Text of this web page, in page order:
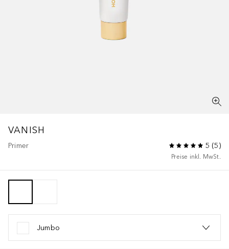
VANISH
Primer 5 (5)
Preise inkl. MwSt.
Jumbo